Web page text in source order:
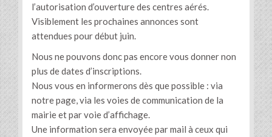
l’autorisation d’ouverture des centres aérés.
Visiblement les prochaines annonces sont
attendues pour début juin.
Nous ne pouvons donc pas encore vous donner non
plus de dates d’inscriptions.
Nous vous en informerons dès que possible : via
notre page, via les voies de communication de la
mairie et par voie d’affichage.
Une information sera envoyée par mail à ceux qui